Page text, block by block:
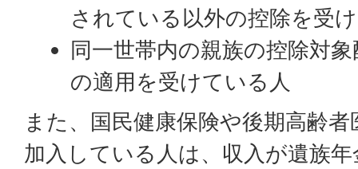
されている以外の控除を受
同一世帯内の親族の控除対
の適用を受けている人
また、国民健康保険や後期高齢
加入している人は、収入が遺族